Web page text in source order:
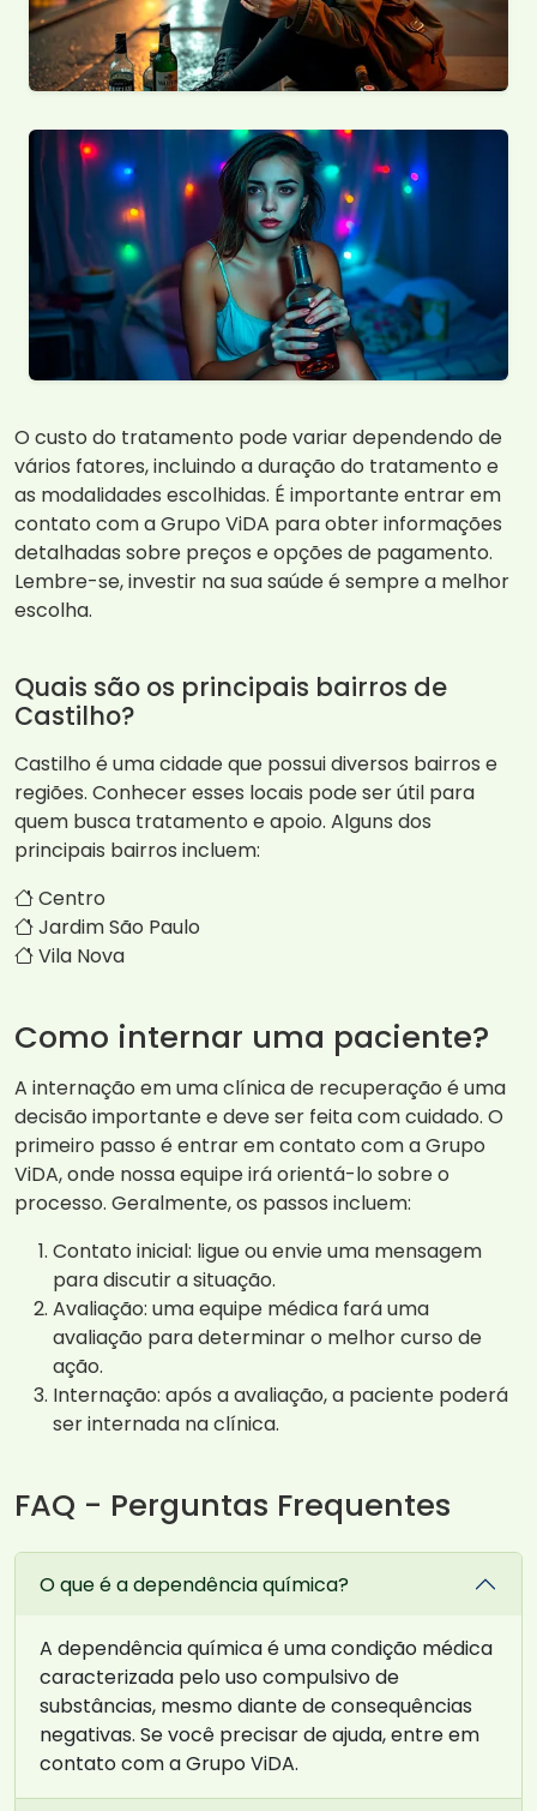
O custo do tratamento pode variar dependendo de
vários fatores, incluindo a duração do tratamento e
as modalidades escolhidas. É importante entrar em
contato com a Grupo ViDA para obter informações
detalhadas sobre preços e opções de pagamento.
Lembre-se, investir na sua saúde é sempre a melhor
escolha.
Quais são os principais bairros de
Castilho?
Castilho é uma cidade que possui diversos bairros e
regiões. Conhecer esses locais pode ser útil para
quem busca tratamento e apoio. Alguns dos
principais bairros incluem:
Centro
Jardim São Paulo
Vila Nova
Como internar uma paciente?
A internação em uma clínica de recuperação é uma
decisão importante e deve ser feita com cuidado. O
primeiro passo é entrar em contato com a Grupo
ViDA, onde nossa equipe irá orientá-lo sobre o
processo. Geralmente, os passos incluem:
Contato inicial: ligue ou envie uma mensagem
para discutir a situação.
Avaliação: uma equipe médica fará uma
avaliação para determinar o melhor curso de
ação.
Internação: após a avaliação, a paciente poderá
ser internada na clínica.
FAQ - Perguntas Frequentes
O que é a dependência química?
A dependência química é uma condição médica
caracterizada pelo uso compulsivo de
substâncias, mesmo diante de consequências
negativas. Se você precisar de ajuda, entre em
contato com a Grupo ViDA.